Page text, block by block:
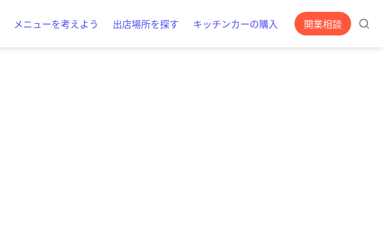
メニューを考えよう 出店場所を探す キッチンカーの購入 開業相談